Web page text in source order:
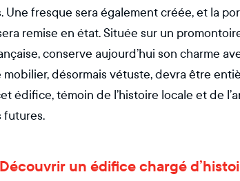
Une fresque sera également créée, et la
remise en état. Située sur un
conserve aujourd’hui son charme
mobilier, désormais vétuste, devra être
édifice, témoin de l’histoire locale et de
futures.
un édifice chargé